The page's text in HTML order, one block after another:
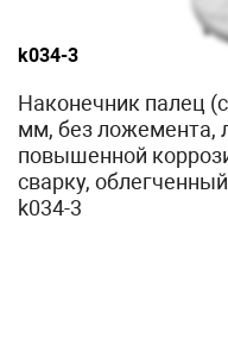
k034-3
Наконечник палец
мм, без ложемента,
повышенной
сварку,
k034-3